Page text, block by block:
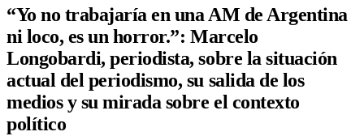
“Yo no trabajaría en una AM de Argentina
ni loco, es un horror.”: Marcelo
Longobardi, periodista, sobre la situación
actual del periodismo, su salida de los
medios y su mirada sobre el contexto
político